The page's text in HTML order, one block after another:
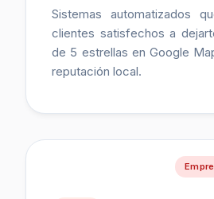
Sistemas automatizados
clientes satisfechos a
de 5 estrellas en Google
reputación local.